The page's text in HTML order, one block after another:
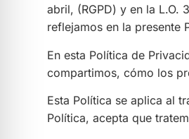
abril, (RGPD) y en la
reflejamos en la presente
En esta Política de
compartimos, cómo los
Esta Política se aplica al
Política, acepta que